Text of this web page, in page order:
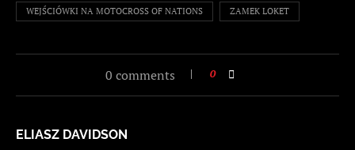
WEJŚCIÓWKI NA MOTOCROSS OF NATIONS ZAMEK LOKET
0 comments 0
ELIASZ DAVIDSON